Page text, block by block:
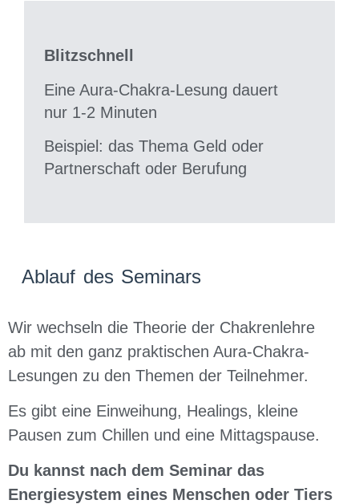
Blitzschnell
Eine Aura-Chakra-Lesung dauert
nur 1-2 Minuten
Beispiel: das Thema Geld oder
Partnerschaft oder Berufung
Ablauf des Seminars
Wir wechseln die Theorie der Chakrenlehre
ab mit den ganz praktischen Aura-Chakra-
Lesungen zu den Themen der Teilnehmer.
Es gibt eine Einweihung, Healings, kleine
Pausen zum Chillen und eine Mittagspause.
Du kannst nach dem Seminar das
Energiesystem eines Menschen oder Tiers